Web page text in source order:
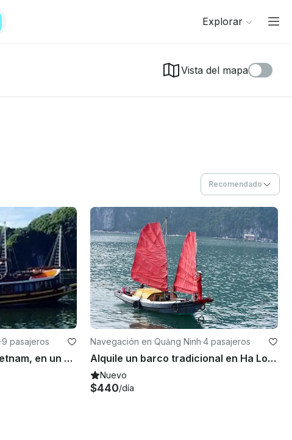
Explorar
Vista del mapa
Recomendado
·9 pasajeros
Explora Quảng Ninh, Vietnam, en un basurero para hasta 9 personas
Navegación en Quảng Ninh·4 pasajeros
Alquile un barco tradicional en Ha Long, Vietnam
Nuevo
$440/día